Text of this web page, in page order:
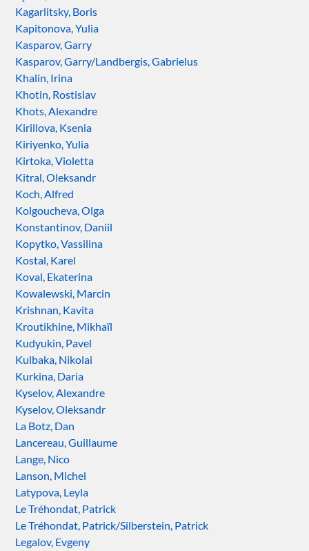
Kagarlitsky, Boris
Kapitonova, Yulia
Kasparov, Garry
Kasparov, Garry/Landbergis, Gabrielus
Khalin, Irina
Khotin, Rostislav
Khots, Alexandre
Kirillova, Ksenia
Kiriyenko, Yulia
Kirtoka, Violetta
Kitral, Oleksandr
Koch, Alfred
Kolgoucheva, Olga
Konstantinov, Daniil
Kopytko, Vassilina
Kostal, Karel
Koval, Ekaterina
Kowalewski, Marcin
Krishnan, Kavita
Kroutikhine, Mikhaïl
Kudyukin, Pavel
Kulbaka, Nikolai
Kurkina, Daria
Kyselov, Alexandre
Kyselov, Oleksandr
La Botz, Dan
Lancereau, Guillaume
Lange, Nico
Lanson, Michel
Latypova, Leyla
Le Tréhondat, Patrick
Le Tréhondat, Patrick/Silberstein, Patrick
Legalov, Evgeny